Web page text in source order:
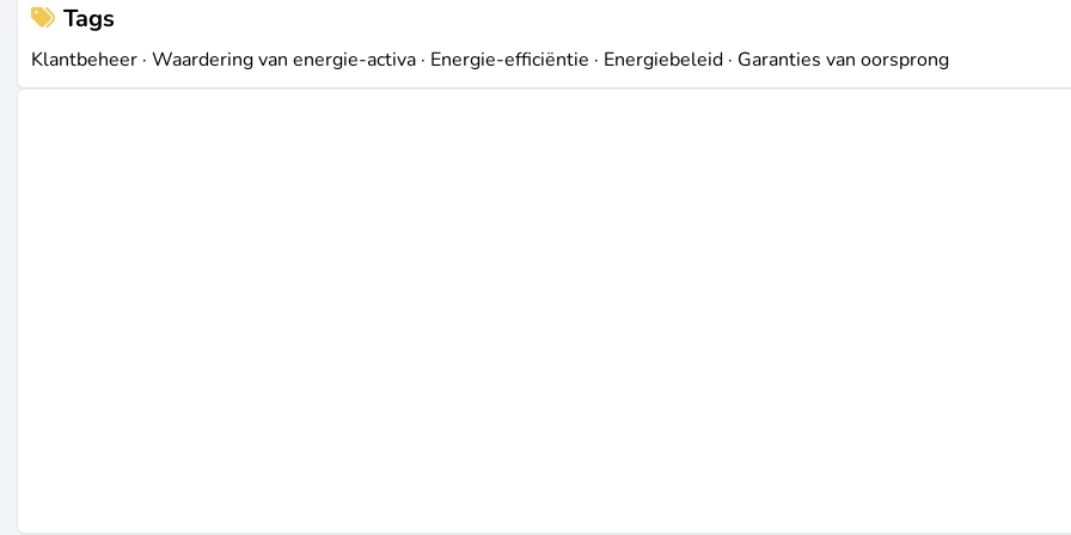
Tags
Klantbeheer ·Waardering van energie-activa · Energie-efficiëntie · Energiebeleid · Garanties van oorsprong